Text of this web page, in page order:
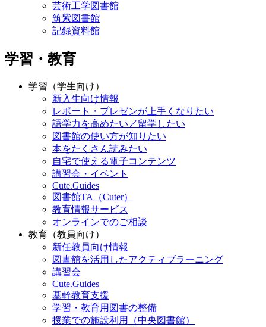
芸術工学図書館
筑紫図書館
記録資料館
学習・教育
学習（学生向け）
新入生向け情報
レポート・プレゼンが上手くなりたい
語学力を高めたい／留学したい
図書館の使い方が知りたい
本をたくさん読みたい
自宅で使える電子コンテンツ
講習会・イベント
Cute.Guides
図書館TA（Cuter）
教育情報サービス
オンラインでのご相談
教育（教員向け）
新任教員向け情報
図書館を活用したアクティブラーニング
講習会
Cute.Guides
基幹教育支援
学習・教育用図書の整備
授業での施設利用（中央図書館）